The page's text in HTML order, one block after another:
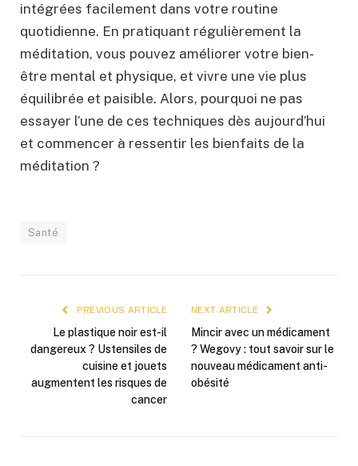
intégrées facilement dans votre routine
quotidienne. En pratiquant régulièrement la
méditation, vous pouvez améliorer votre bien-
être mental et physique, et vivre une vie plus
équilibrée et paisible. Alors, pourquoi ne pas
essayer l’une de ces techniques dès aujourd’hui
et commencer à ressentir les bienfaits de la
méditation ?
Santé
PREVIOUS ARTICLE
Le plastique noir est-il
dangereux ? Ustensiles de
cuisine et jouets
augmentent les risques de
cancer
NEXT ARTICLE
Mincir avec un médicament
? Wegovy : tout savoir sur le
nouveau médicament anti-
obésité